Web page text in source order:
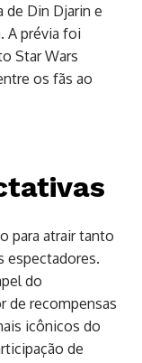
de Din Djarin e
A prévia foi
Star Wars
os fãs ao
para atrair tanto
espectadores.
do
de recompensas
icônicos do
de